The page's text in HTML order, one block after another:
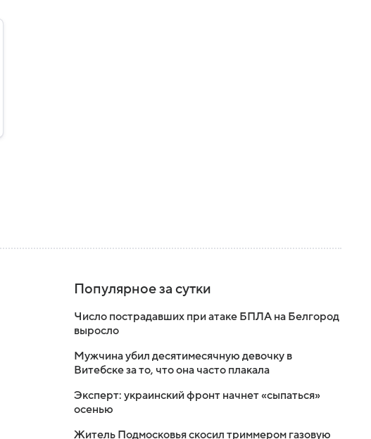
Популярное за сутки
Число пострадавших при атаке БПЛА на Белгород
выросло
Мужчина убил десятимесячную девочку в
Витебске за то, что она часто плакала
Эксперт: украинский фронт начнет «сыпаться»
осенью
Житель Подмосковья скосил триммером газовую